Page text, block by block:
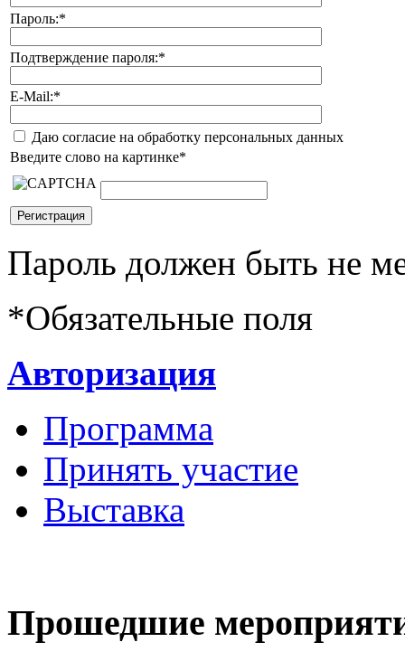
Пароль:*
Подтверждение пароля:*
E-Mail:*
Даю согласие на обработку персональных данных
Введите слово на картинке*
Пароль должен быть не
*Обязательные поля
Авторизация
Программа
Принять участие
Выставка
Прошедшие